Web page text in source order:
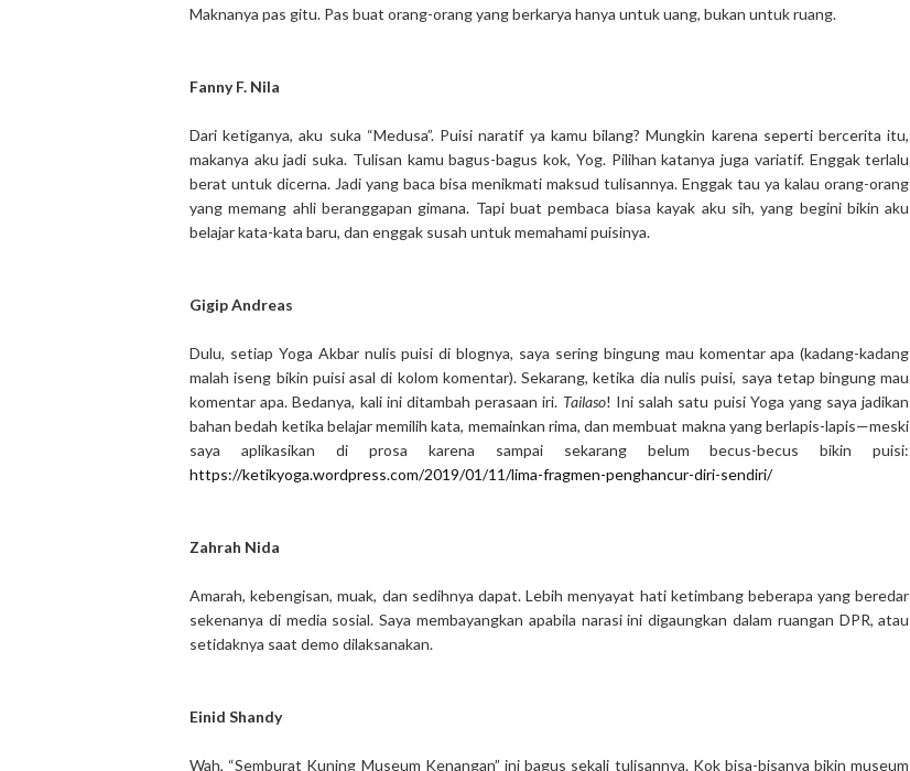
Maknanya pas gitu. Pas buat orang-orang yang berkarya hanya untuk uang, bukan untuk ruang.
Fanny F. Nila
Dari ketiganya, aku suka “Medusa”. Puisi naratif ya kamu bilang? Mungkin karena seperti bercerita itu,
makanya aku jadi suka. Tulisan kamu bagus-bagus kok, Yog. Pilihan katanya juga variatif. Enggak terlalu
berat untuk dicerna. Jadi yang baca bisa menikmati maksud tulisannya. Enggak tau ya kalau orang-orang
yang memang ahli beranggapan gimana. Tapi buat pembaca biasa kayak aku sih, yang begini bikin aku
belajar kata-kata baru, dan enggak susah untuk memahami puisinya.
Gigip Andreas
Dulu, setiap Yoga Akbar nulis puisi di blognya, saya sering bingung mau komentar apa (kadang-kadang
malah iseng bikin puisi asal di kolom komentar). Sekarang, ketika dia nulis puisi, saya tetap bingung mau
komentar apa. Bedanya, kali ini ditambah perasaan iri. Tailaso! Ini salah satu puisi Yoga yang saya jadikan
bahan bedah ketika belajar memilih kata, memainkan rima, dan membuat makna yang berlapis-lapis—meski
saya aplikasikan di prosa karena sampai sekarang belum becus-becus bikin puisi:
https://ketikyoga.wordpress.com/2019/01/11/lima-fragmen-penghancur-diri-sendiri/
Zahrah Nida
Amarah, kebengisan, muak, dan sedihnya dapat. Lebih menyayat hati ketimbang beberapa yang beredar
sekenanya di media sosial. Saya membayangkan apabila narasi ini digaungkan dalam ruangan DPR, atau
setidaknya saat demo dilaksanakan.
Einid Shandy
Wah, “Semburat Kuning Museum Kenangan” ini bagus sekali tulisannya. Kok bisa-bisanya bikin museum